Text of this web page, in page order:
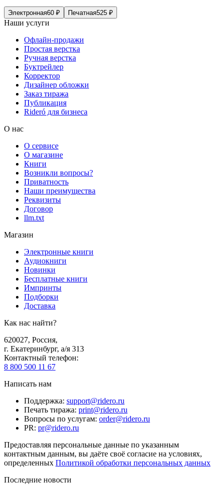
Электронная60 ₽ Печатная525 ₽
Наши услуги
Офлайн-продажи
Простая верстка
Ручная верстка
Буктрейлер
Корректор
Дизайнер обложки
Заказ тиража
Публикация
Rideró для бизнеса
О нас
О сервисе
О магазине
Книги
Возникли вопросы?
Приватность
Наши преимущества
Реквизиты
Договор
llm.txt
Магазин
Электронные книги
Аудиокниги
Новинки
Бесплатные книги
Импринты
Подборки
Доставка
Как нас найти?
620027, Россия,
г. Екатеринбург, а/я 313
Контактный телефон:
8 800 500 11 67
Написать нам
Поддержка: support@ridero.ru
Печать тиража: print@ridero.ru
Вопросы по услугам: order@ridero.ru
PR: pr@ridero.ru
Предоставляя персональные данные по указанным
контактным данным, вы даёте своё согласие на условиях,
определенных Политикой обработки персональных данных
Последние новости